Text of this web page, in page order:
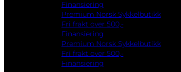
Finansiering
Premium Norsk Sykkelbutikk
Fri frakt over 500,-
Finansiering
Premium Norsk Sykkelbutikk
Fri frakt over 500,-
Finansiering